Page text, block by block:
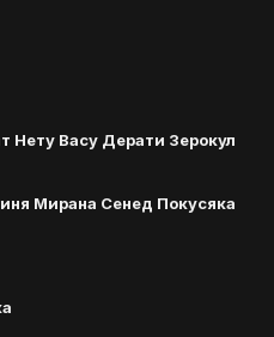
Нету Васу Дерати Зерокул
Мирана Сенед Покусяка